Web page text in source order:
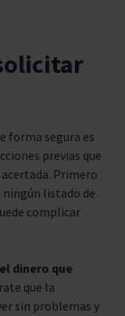
forma segura es
previas que
Primero
ningún listado de
complicar
dinero que
que la
sin problemas y